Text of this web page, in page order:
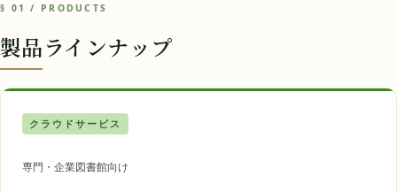
§ 01 / PRODUCTS
製品ラインナップ
クラウドサービス
専門・企業図書館向け